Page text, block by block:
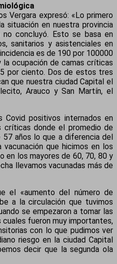
Vergara expresó: «Lo primero
situación en nuestra provincia
concluyó. Esto se basa en
sanitarios y asistenciales en
es de 190 por 100000
ocupación de camas críticas
por ciento. Dos de estos tres
que nuestra ciudad Capital el
Arauco y San Martín, el
Covid positivos internados en
críticas donde el promedio de
años lo que a diferencia del
que hicimos en los
en los mayores de 60, 70, 80 y
llevamos vacunadas más de
el «aumento del número de
a la circulación que tuvimos
se empezaron a tomar las
fueron muy importantes,
con lo que pudimos ver
riesgo en la ciudad Capital
decir que la segunda ola